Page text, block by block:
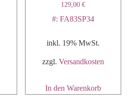
129,00€
#: FA83SP34
inkl. 19% MwSt.
zzgl.Versandkosten
In den Warenkorb